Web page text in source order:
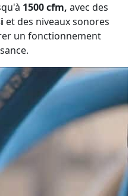
1500 cfm, avec des
et des niveaux sonores
un fonctionnement